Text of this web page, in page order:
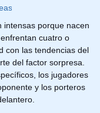
intensas porque nacen
cuatro o
con las tendencias del
del factor sorpresa.
los jugadores
y los porteros